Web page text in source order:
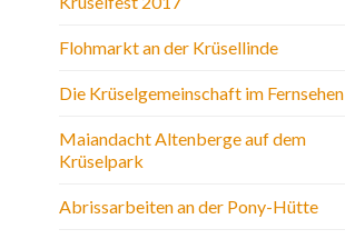
Flohmarkt an der Krüsellinde
Die Krüselgemeinschaft im Fernsehen
Maiandacht Altenberge auf dem
Krüselpark
Abrissarbeiten an der Pony-Hütte